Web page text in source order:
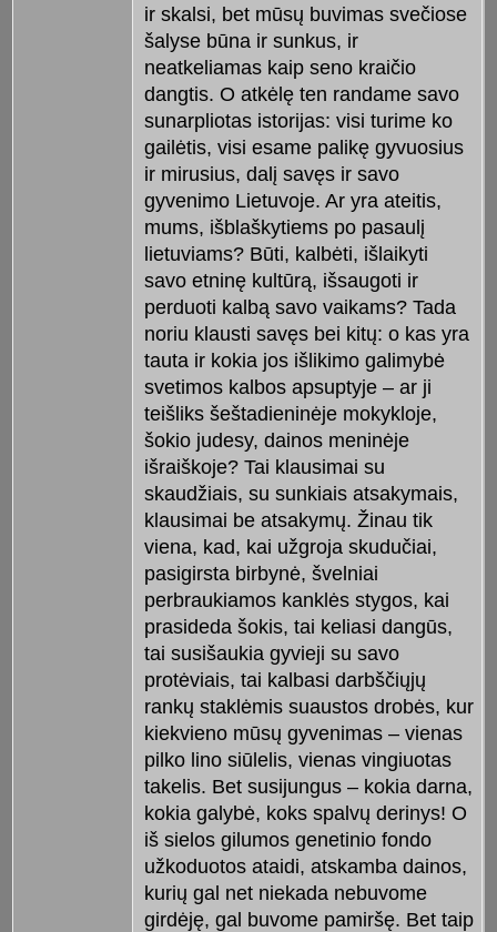
ir skalsi, bet mūsų buvimas svečiose
šalyse būna ir sunkus, ir
neatkeliamas kaip seno kraičio
dangtis. O atkėlę ten randame savo
sunarpliotas istorijas: visi turime ko
gailėtis, visi esame palikę gyvuosius
ir mirusius, dalį savęs ir savo
gyvenimo Lietuvoje. Ar yra ateitis,
mums, išblaškytiems po pasaulį
lietuviams? Būti, kalbėti, išlaikyti
savo etninę kultūrą, išsaugoti ir
perduoti kalbą savo vaikams? Tada
noriu klausti savęs bei kitų: o kas yra
tauta ir kokia jos išlikimo galimybė
svetimos kalbos apsuptyje – ar ji
teišliks šeštadieninėje mokykloje,
šokio judesy, dainos meninėje
išraiškoje? Tai klausimai su
skaudžiais, su sunkiais atsakymais,
klausimai be atsakymų. Žinau tik
viena, kad, kai užgroja skudučiai,
pasigirsta birbynė, švelniai
perbraukiamos kanklės stygos, kai
prasideda šokis, tai keliasi dangūs,
tai susišaukia gyvieji su savo
protėviais, tai kalbasi darbščiųjų
rankų staklėmis suaustos drobės, kur
kiekvieno mūsų gyvenimas – vienas
pilko lino siūlelis, vienas vingiuotas
takelis. Bet susijungus – kokia darna,
kokia galybė, koks spalvų derinys! O
iš sielos gilumos genetinio fondo
užkoduotos ataidi, atskamba dainos,
kurių gal net niekada nebuvome
girdėję, gal buvome pamiršę. Bet taip